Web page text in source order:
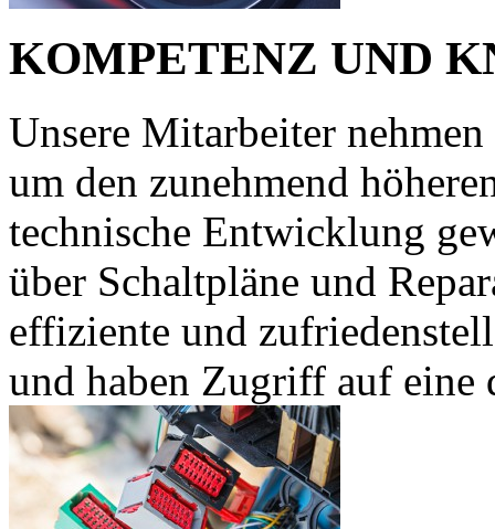
KOMPETENZ UND
Unsere Mitarbeiter
um den zunehmend
technische Entwicklung
über Schaltpläne und
effiziente und
und haben Zugriff auf